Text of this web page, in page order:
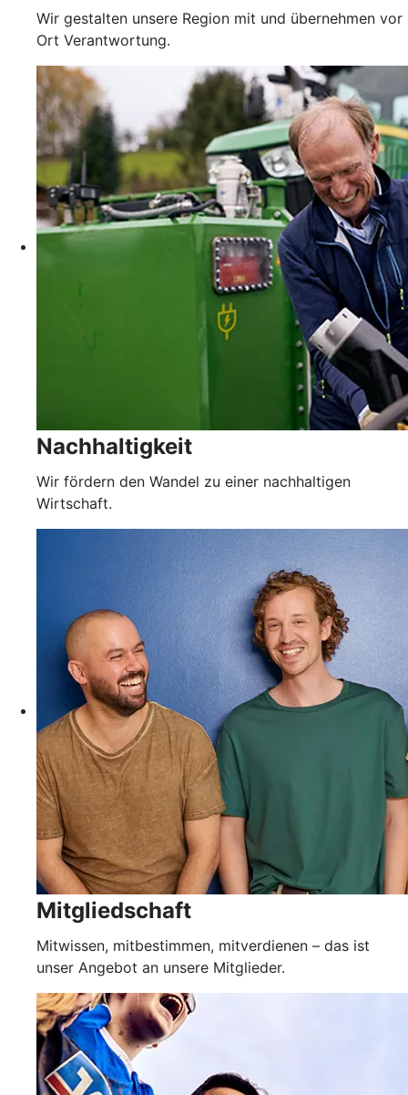
Wir gestalten unsere Region mit und übernehmen vor
Ort Verantwortung.
Nachhaltigkeit
Wir fördern den Wandel zu einer nachhaltigen
Wirtschaft.
Mitgliedschaft
Mitwissen, mitbestimmen, mitverdienen – das ist
unser Angebot an unsere Mitglieder.